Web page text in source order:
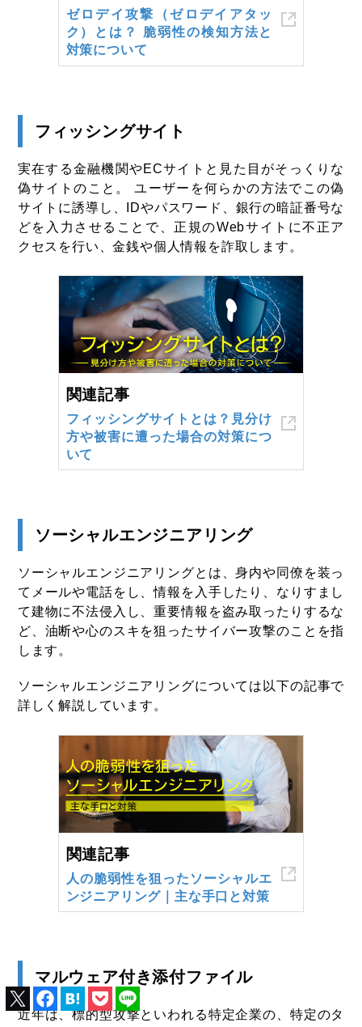
ゼロデイ攻撃（ゼロデイアタッ
ク）とは？ 脆弱性の検知方法と
対策について
フィッシングサイト
実在する金融機関やECサイトと見た目がそっくりな
偽サイトのこと。 ユーザーを何らかの方法でこの偽
サイトに誘導し、IDやパスワード、銀行の暗証番号な
どを入力させることで、正規のWebサイトに不正ア
クセスを行い、金銭や個人情報を詐取します。
関連記事
フィッシングサイトとは？見分け
方や被害に遭った場合の対策につ
いて
ソーシャルエンジニアリング
ソーシャルエンジニアリングとは、身内や同僚を装っ
てメールや電話をし、情報を入手したり、なりすまし
て建物に不法侵入し、重要情報を盗み取ったりするな
ど、油断や心のスキを狙ったサイバー攻撃のことを指
します。
ソーシャルエンジニアリングについては以下の記事で
詳しく解説しています。
関連記事
人の脆弱性を狙ったソーシャルエ
ンジニアリング｜主な手口と対策
マルウェア付き添付ファイル
近年は、標的型攻撃といわれる特定企業の、特定のタ